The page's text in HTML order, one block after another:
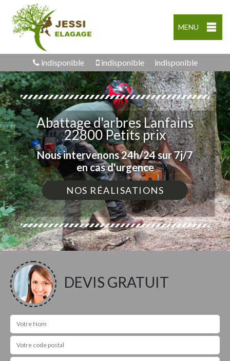
MENU
indisponible indisponible indisponible
Abattage d'arbres Lanfains
22800 Petits prix
Nous intervenons 24h/24 sur 7j/7
en cas d'urgence
NOS RÉALISATIONS
DEVIS GRATUIT